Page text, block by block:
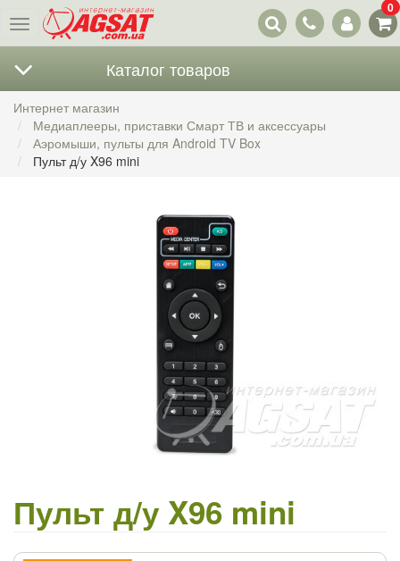
Меню
Наши
контакты
0
Каталог товаров
Интернет магазин
Медиаплееры, приставки Смарт ТВ и аксессуары
Аэромыши, пульты для Android TV Box
Пульт д/у X96 mini
Пульт д/у X96 mini